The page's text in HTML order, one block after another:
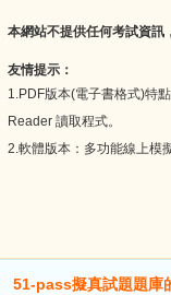
本網站不提供任何考試資訊
友情提示：
1.PDF版本(電子書格式)特
Reader 讀取程式。
2.軟體版本：多功能線上模
51-pass擬真試題題庫